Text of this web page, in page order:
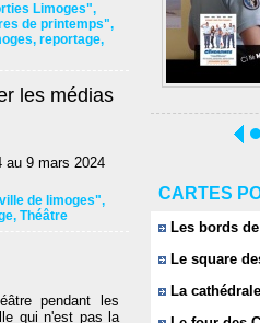
Limoges",
de printemps",
, reportage,
les médias
au 9 mars 2024
de limoges",
, Théâtre
pendant les
qui n'est pas la
CARTES
Les bords
Le square
La